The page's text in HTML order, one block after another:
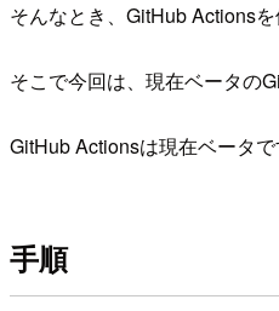
そんなとき、GitHub Actions
そこで今回は、現在ベータの
GitHub Actionsは現在ベータで
手順